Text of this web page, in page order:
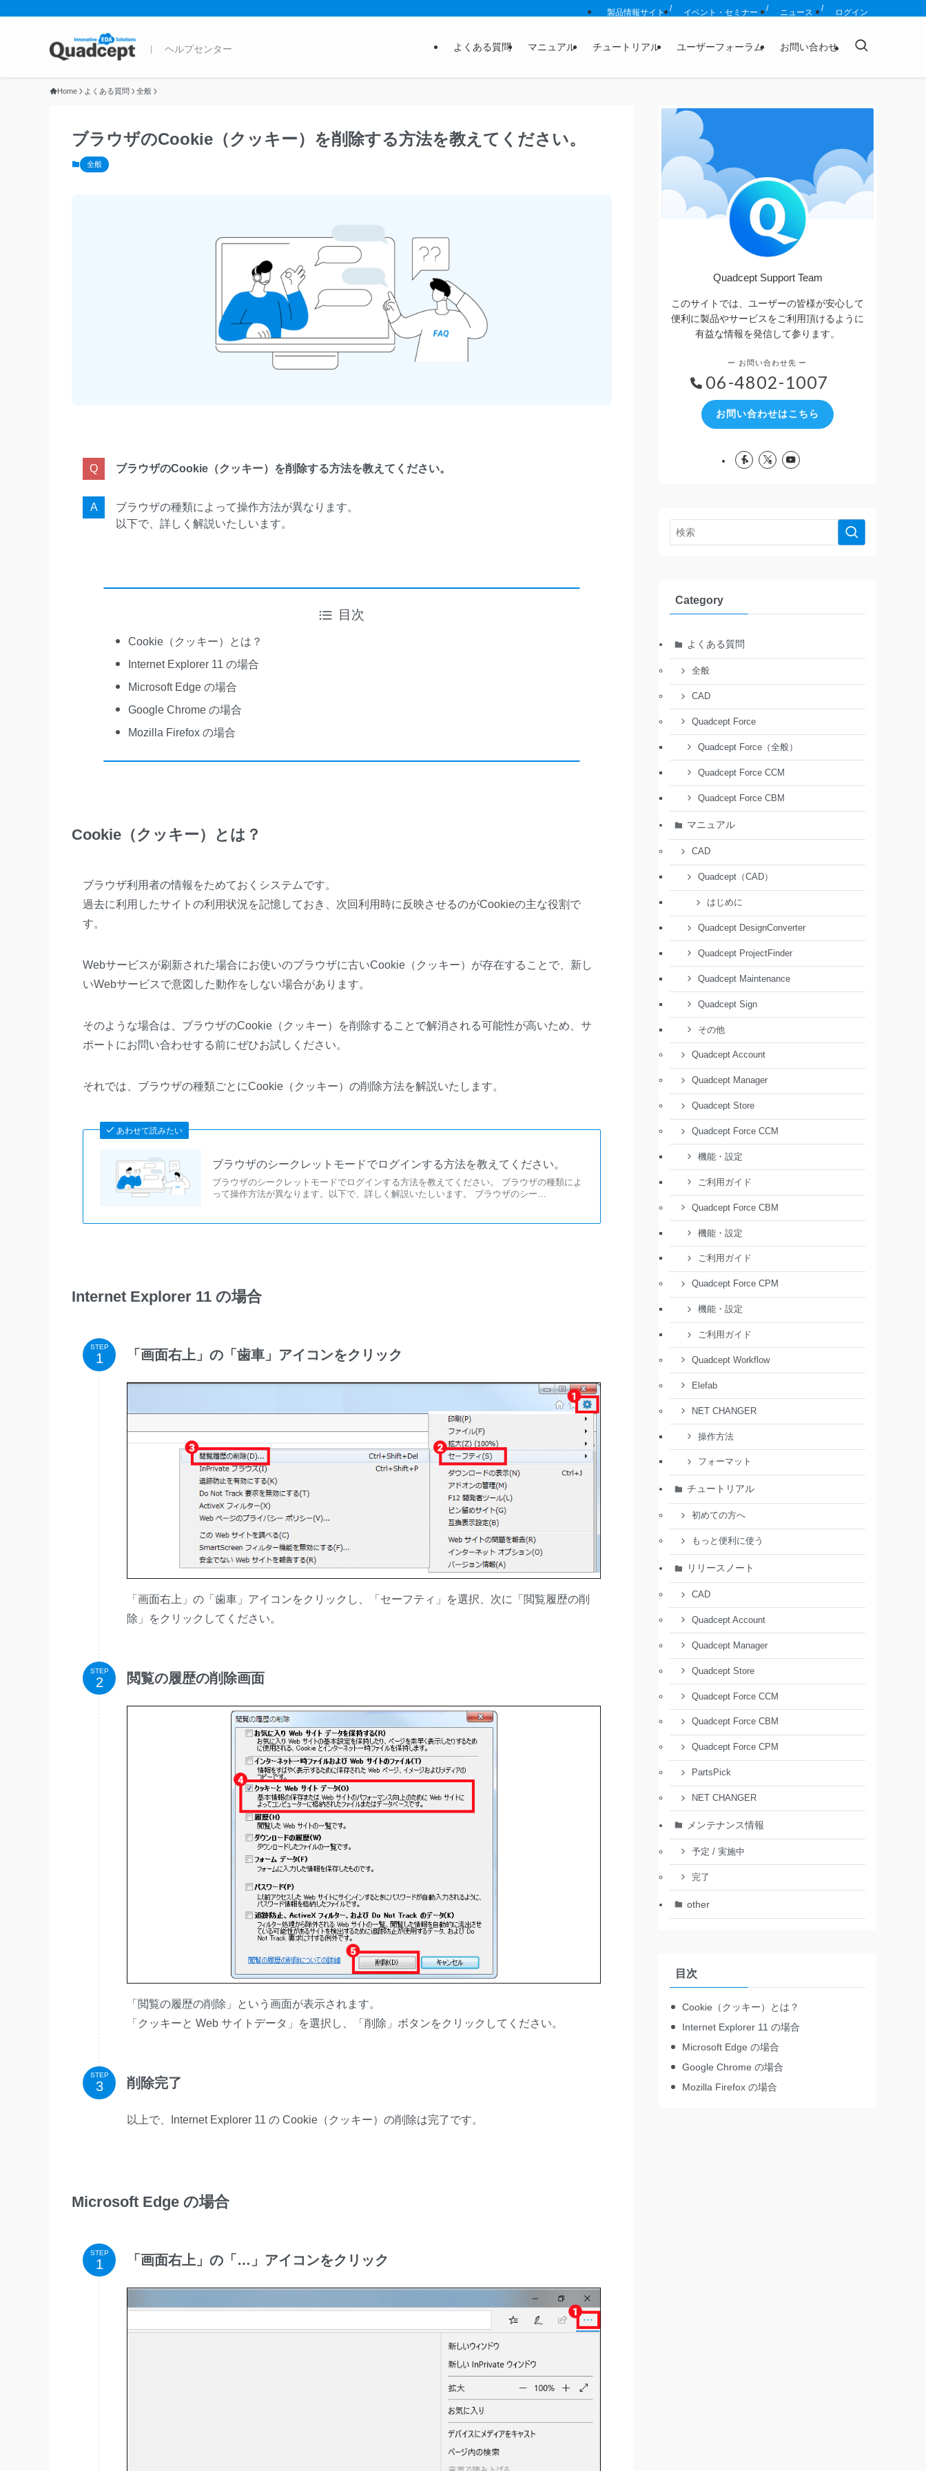
よくある質問 マニュアル チュートリアル ユーザーフォーラム お問い合わせ
製品情報サイト イベント・セミナー ニュース ログイン
Home よくある質問 全般
ブラウザのCookie（クッキー）を削除する方法を教えてください。
全般
ブラウザのCookie（クッキー）を削除する方法を教えてください。
ブラウザの種類によって操作方法が異なります。
以下で、詳しく解説いたしいます。
目次
Cookie（クッキー）とは？
Internet Explorer 11 の場合
Microsoft Edge の場合
Google Chrome の場合
Mozilla Firefox の場合
Cookie（クッキー）とは？
ブラウザ利用者の情報をためておくシステムです。
過去に利用したサイトの利用状況を記憶しておき、次回利用時に反映させるのがCookieの主な役割で
す。
Webサービスが刷新された場合にお使いのブラウザに古いCookie（クッキー）が存在することで、新し
いWebサービスで意図した動作をしない場合があります。
そのような場合は、ブラウザのCookie（クッキー）を削除することで解消される可能性が高いため、サ
ポートにお問い合わせする前にぜひお試しください。
それでは、ブラウザの種類ごとにCookie（クッキー）の削除方法を解説いたします。
あわせて読みたい
ブラウザのシークレットモードでログインする方法を教えてください。
ブラウザのシークレットモードでログインする方法を教えてください。 ブラウザの種類によ
って操作方法が異なります。以下で、詳しく解説いたしいます。 ブラウザのシー…
Internet Explorer 11 の場合
STEP 「画面右上」の「歯車」アイコンをクリック
「画面右上」の「歯車」アイコンをクリックし、「セーフティ」を選択、次に「閲覧履歴の削
除」をクリックしてください。
STEP 閲覧の履歴の削除画面
「閲覧の履歴の削除」という画面が表示されます。
「クッキーと Web サイトデータ」を選択し、「削除」ボタンをクリックしてください。
STEP 削除完了
以上で、Internet Explorer 11 の Cookie（クッキー）の削除は完了です。
Microsoft Edge の場合
STEP 「画面右上」の「…」アイコンをクリック
Quadcept Support Team
このサイトでは、ユーザーの皆様が安心して
便利に製品やサービスをご利用頂けるように
有益な情報を発信して参ります。
06-4802-1007
お問い合わせはこちら
Category
よくある質問
全般
CAD
Quadcept Force
Quadcept Force（全般）
Quadcept Force CCM
Quadcept Force CBM
マニュアル
CAD
Quadcept（CAD）
はじめに
Quadcept DesignConverter
Quadcept ProjectFinder
Quadcept Maintenance
Quadcept Sign
その他
Quadcept Account
Quadcept Manager
Quadcept Store
Quadcept Force CCM
機能・設定
ご利用ガイド
Quadcept Force CBM
機能・設定
ご利用ガイド
Quadcept Force CPM
機能・設定
ご利用ガイド
Quadcept Workflow
Elefab
NET CHANGER
操作方法
フォーマット
チュートリアル
初めての方へ
もっと便利に使う
リリースノート
CAD
Quadcept Account
Quadcept Manager
Quadcept Store
Quadcept Force CCM
Quadcept Force CBM
Quadcept Force CPM
PartsPick
NET CHANGER
メンテナンス情報
予定 / 実施中
完了
other
目次
Cookie（クッキー）とは？
Internet Explorer 11 の場合
Microsoft Edge の場合
Google Chrome の場合
Mozilla Firefox の場合